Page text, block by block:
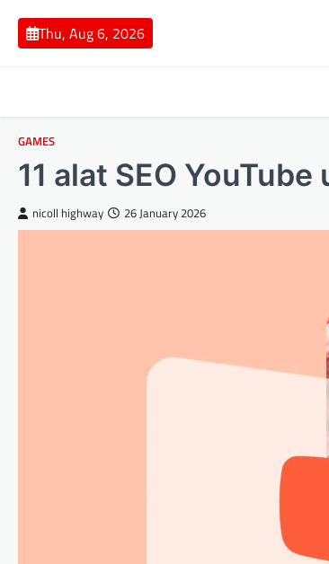
content
Thu, Aug 6, 2026
GAMES
11 alat SEO
nicoll highway 26 January 2026